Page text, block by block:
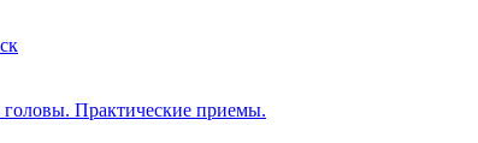
головы. Практические приемы.